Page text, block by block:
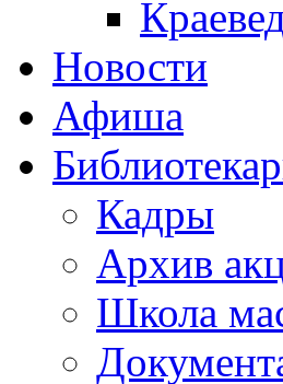
Новости
Афиша
Кадры
Архив
Школа